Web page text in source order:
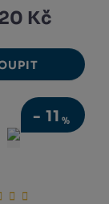
Kč
- 11%